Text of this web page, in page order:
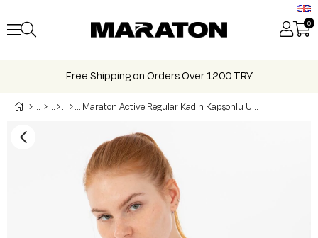
0
Free Shipping on Orders Over 1200 TRY
Maraton Active Regular Kadın Kapşonlu Uzun Kol Training T-shirt 21195